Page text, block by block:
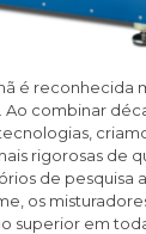
é reconhecida
Ao combinar
rigorosas de
de pesquisa
os
superior em